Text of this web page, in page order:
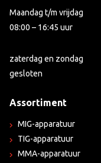
Maandag t/m vrijdag
08:00 – 16:45 uur
zaterdag en zondag
gesloten
Assortiment
MIG-apparatuur
TIG-apparatuur
MMA-apparatuur